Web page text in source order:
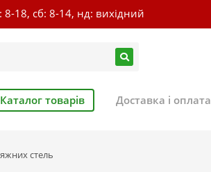
8-18, сб: 8-14, нд: вихідний
Каталог товарів Доставка і оплата
стель